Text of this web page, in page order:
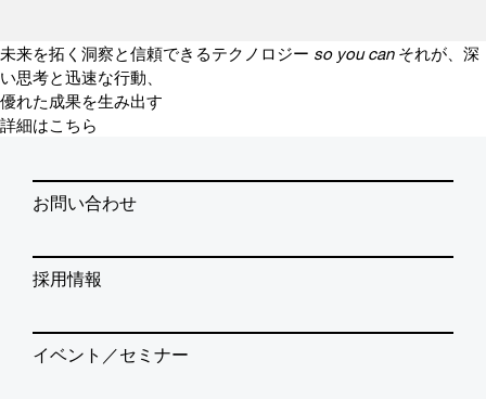
未来を拓く洞察と信頼できるテクノロジー so you can それが、深
い思考と迅速な行動、
優れた成果を生み出す
詳細はこちら
お問い合わせ
採用情報
イベント／セミナー